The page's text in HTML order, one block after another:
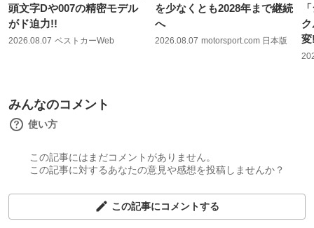
頭文字Dや007の精密モデル
がド迫力!!
2026.08.07 ベストカーWeb
を少なくとも2028年まで継続
へ
2026.08.07 motorsport.com 日本版
みんなのコメント
使い方
この記事にはまだコメントがありません。
この記事に対するあなたの意見や感想を投稿しませんか？
この記事にコメントする